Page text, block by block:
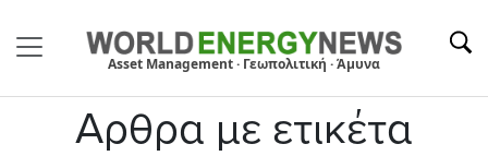
Asset Management · Γεωπολιτική · Άμυνα
Αρθρα με ετικέτα